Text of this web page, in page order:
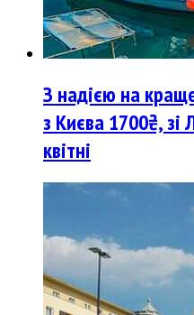
З надією на
з Києва 1700₴, зі
квітні